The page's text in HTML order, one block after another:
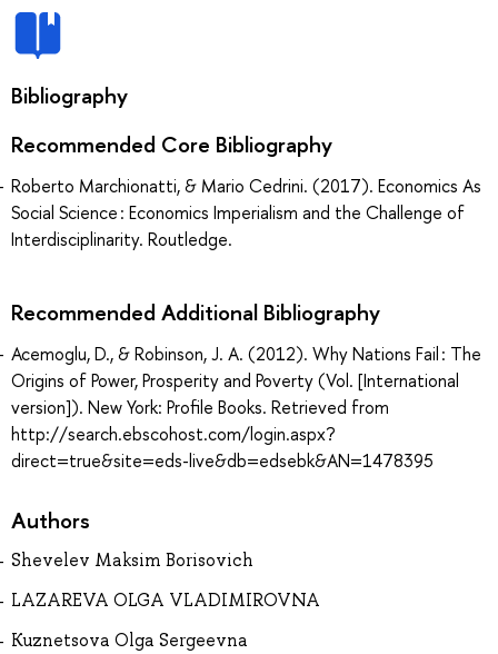
Bibliography
Recommended Core Bibliography
Roberto Marchionatti, & Mario Cedrini. (2017). Economics As
Social Science : Economics Imperialism and the Challenge of
Interdisciplinarity. Routledge.
Recommended Additional Bibliography
Acemoglu, D., & Robinson, J. A. (2012). Why Nations Fail : The
Origins of Power, Prosperity and Poverty (Vol. [International
version]). New York: Profile Books. Retrieved from
http://search.ebscohost.com/login.aspx?
direct=true&site=eds-live&db=edsebk&AN=1478395
Authors
Shevelev Maksim Borisovich
LAZAREVA OLGA VLADIMIROVNA
Kuznetsova Olga Sergeevna